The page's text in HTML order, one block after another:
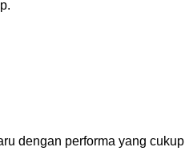
dengan performa yang cukup